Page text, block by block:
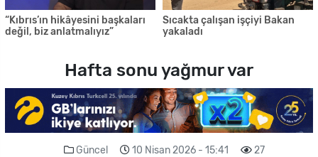
“Kıbrıs’ın hikâyesini başkaları
değil, biz anlatmalıyız”
Sıcakta çalışan işçiyi Bakan
yakaladı
Hafta sonu yağmur var
Güncel 10 Nisan 2026 - 15:41 27